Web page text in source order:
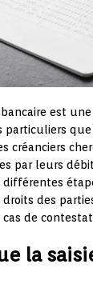
bancaire est
particuliers
créanciers
par leurs
des
de
la